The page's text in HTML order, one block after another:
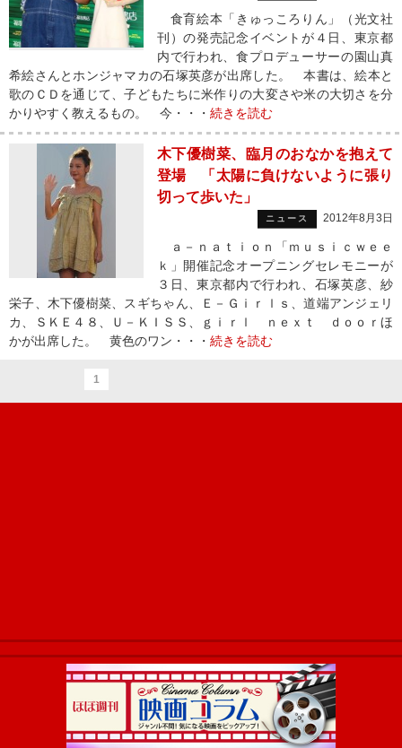
食育絵本「きゅっころりん」（光文社
刊）の発売記念イベントが４日、東京都
内で行われ、食プロデューサーの園山真
希絵さんとホンジャマカの石塚英彦が出席した。 本書は、絵本と
歌のＣＤを通じて、子どもたちに米作りの大変さや米の大切さを分
かりやすく教えるもの。 今・・・ 続きを読む
木下優樹菜、臨月のおなかを抱えて
登場 「太陽に負けないように張り
切って歩いた」
ニュース 2012年8月3日
ａ－ｎａｔｉｏｎ「ｍｕｓｉｃｗｅｅ
ｋ」開催記念オープニングセレモニーが
３日、東京都内で行われ、石塚英彦、紗
栄子、木下優樹菜、スギちゃん、Ｅ－Ｇｉｒｌｓ、道端アンジェリ
カ、ＳＫＥ４８、Ｕ－ＫＩＳＳ、ｇｉｒｌ ｎｅｘｔ ｄｏｏｒほ
かが出席した。 黄色のワン・・・ 続きを読む
1